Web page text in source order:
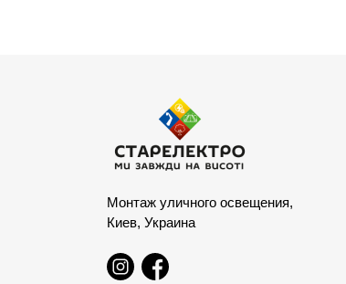
Монтаж уличного освещения,
Киев, Украина